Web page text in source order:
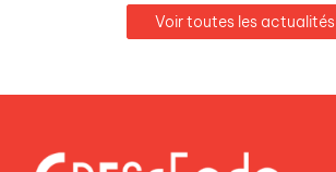
Voir toutes les actualités